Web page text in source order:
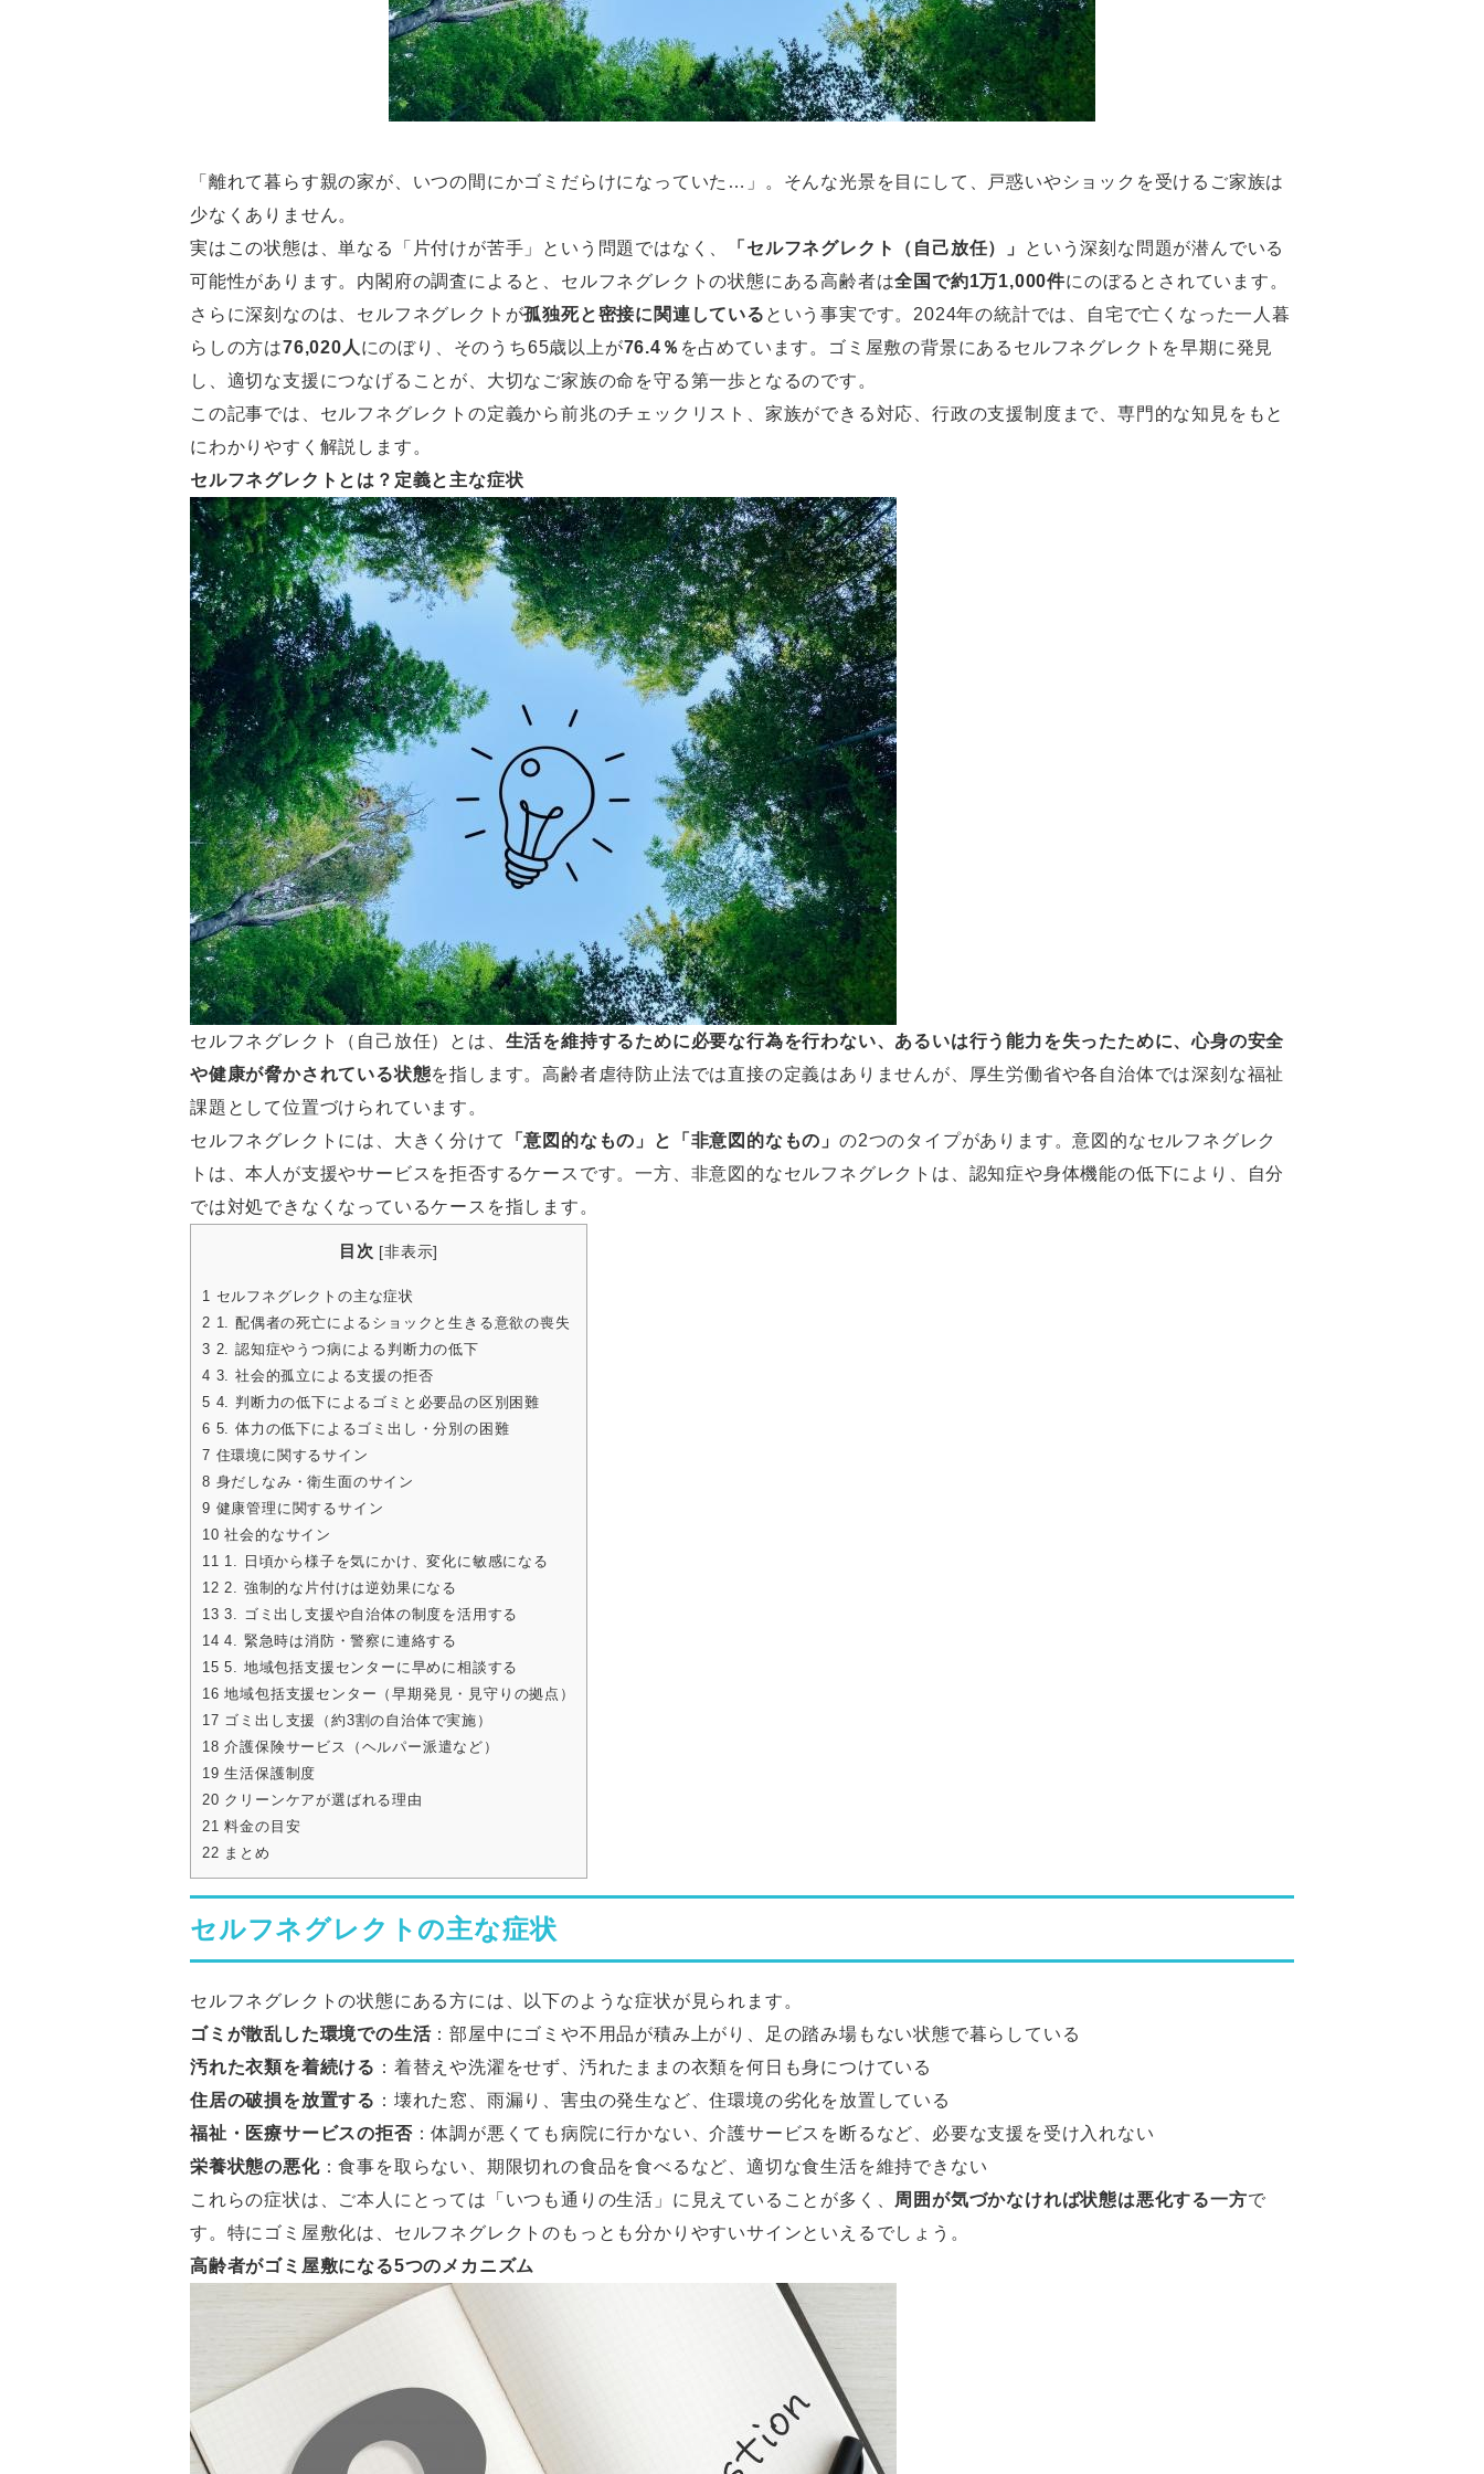
「離れて暮らす親の家が、いつの間にかゴミだらけになっていた…」。そんな光景を目にして、戸惑いやショックを受けるご家族は
少なくありません。
実はこの状態は、単なる「片付けが苦手」という問題ではなく、
「セルフネグレクト（自己放任）」
という深刻な問題が潜んでいる
可能性があります。内閣府の調査によると、セルフネグレクトの状態にある高齢者は全国で約1万1,000件にのぼるとされています。
さらに深刻なのは、セルフネグレクトが孤独死と密接に関連している という事実です。2024年の統計では、自宅で亡くなった一人暮
らしの方は76,020人 にのぼり、そのうち65歳以上が76.4％ を占めています。ゴミ屋敷の背景にあるセルフネグレクトを早期に発見
し、適切な支援につなげることが、大切なご家族の命を守る第一歩となるのです。
この記事では、セルフネグレクトの定義から前兆のチェックリスト、家族ができる対応、行政の支援制度まで、専門的な知見をもと
にわかりやすく解説します。
セルフネグレクトとは？定義と主な症状
セルフネグレクト（自己放任）とは、 生活を維持するために必要な行為を行わない、あるいは行う能力を失ったために、心身の安全
や健康が脅かされている状態を指します。高齢者虐待防止法では直接の定義はありませんが、厚生労働省や各自治体では深刻な福祉
課題として位置づけられています。
セルフネグレクトには、大きく分けて
「意図的なもの」と「非意図的なもの」の2つのタイプがあります。意図的なセルフネグレク
トは、本人が支援やサービスを拒否するケースです。一方、非意図的なセルフネグレクトは、認知症や身体機能の低下により、自分
では対処できなくなっているケースを指します。
目次 [非表示]
1 セルフネグレクトの主な症状
2 1. 配偶者の死亡によるショックと生きる意欲の喪失
3 2. 認知症やうつ病による判断力の低下
4 3. 社会的孤立による支援の拒否
5 4. 判断力の低下によるゴミと必要品の区別困難
6 5. 体力の低下によるゴミ出し・分別の困難
7 住環境に関するサイン
8 身だしなみ・衛生面のサイン
9 健康管理に関するサイン
10 社会的なサイン
11 1. 日頃から様子を気にかけ、変化に敏感になる
12 2. 強制的な片付けは逆効果になる
13 3. ゴミ出し支援や自治体の制度を活用する
14 4. 緊急時は消防・警察に連絡する
15 5. 地域包括支援センターに早めに相談する
16 地域包括支援センター（早期発見・見守りの拠点）
17 ゴミ出し支援（約3割の自治体で実施）
18 介護保険サービス（ヘルパー派遣など）
19 生活保護制度
20 クリーンケアが選ばれる理由
21 料金の目安
22 まとめ
セルフネグレクトの主な症状
セルフネグレクトの状態にある方には、以下のような症状が見られます。
ゴミが散乱した環境での生活：部屋中にゴミや不用品が積み上がり、足の踏み場もない状態で暮らしている
汚れた衣類を着続ける ：着替えや洗濯をせず、汚れたままの衣類を何日も身につけている
住居の破損を放置する ：壊れた窓、雨漏り、害虫の発生など、住環境の劣化を放置している
福祉・医療サービスの拒否：体調が悪くても病院に行かない、介護サービスを断るなど、必要な支援を受け入れない
栄養状態の悪化：食事を取らない、期限切れの食品を食べるなど、適切な食生活を維持できない
これらの症状は、ご本人にとっては「いつも通りの生活」に見えていることが多く、 周囲が気づかなければ状態は悪化する一方で
す。特にゴミ屋敷化は、セルフネグレクトのもっとも分かりやすいサインといえるでしょう。
高齢者がゴミ屋敷になる5つのメカニズム